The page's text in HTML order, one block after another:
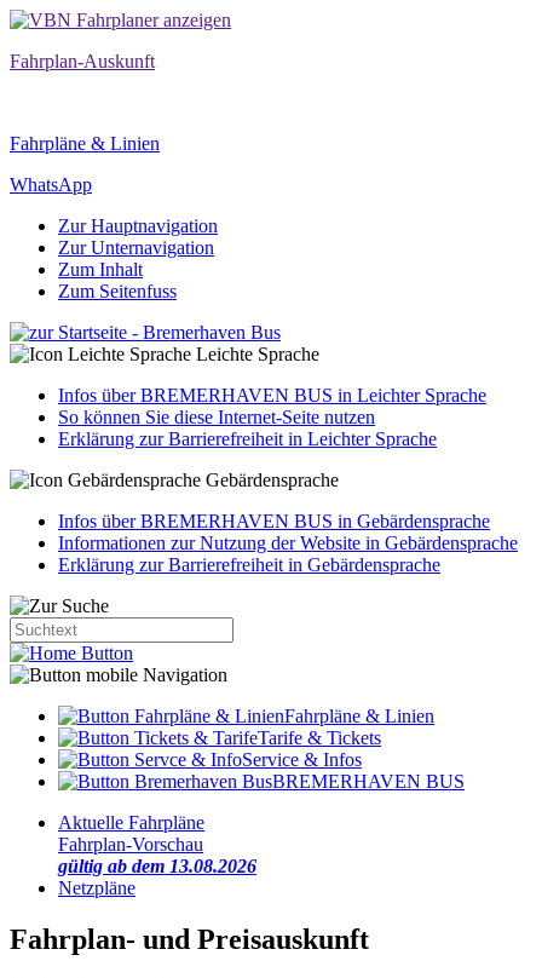
Fahrplan-Auskunft
Fahrpläne & Linien
WhatsApp
Zur Hauptnavigation
Zur Unternavigation
Zum Inhalt
Zum Seitenfuss
Leichte Sprache
Infos über BREMERHAVEN BUS in Leichter Sprache
So können Sie diese Internet-Seite nutzen
Erklärung zur Barrierefreiheit in Leichter Sprache
Gebärdensprache
Infos über BREMERHAVEN BUS in Gebärdensprache
Informationen zur Nutzung der Website in Gebärdensprache
Erklärung zur Barrierefreiheit in Gebärdensprache
Fahrpläne & Linien
Tarife & Tickets
Service & Infos
BREMERHAVEN BUS
Aktuelle Fahrpläne
Fahrplan-Vorschau
gültig ab dem 13.08.2026
Netzpläne
Fahrplan- und Preisauskunft